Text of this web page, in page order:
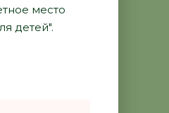
место
детей".